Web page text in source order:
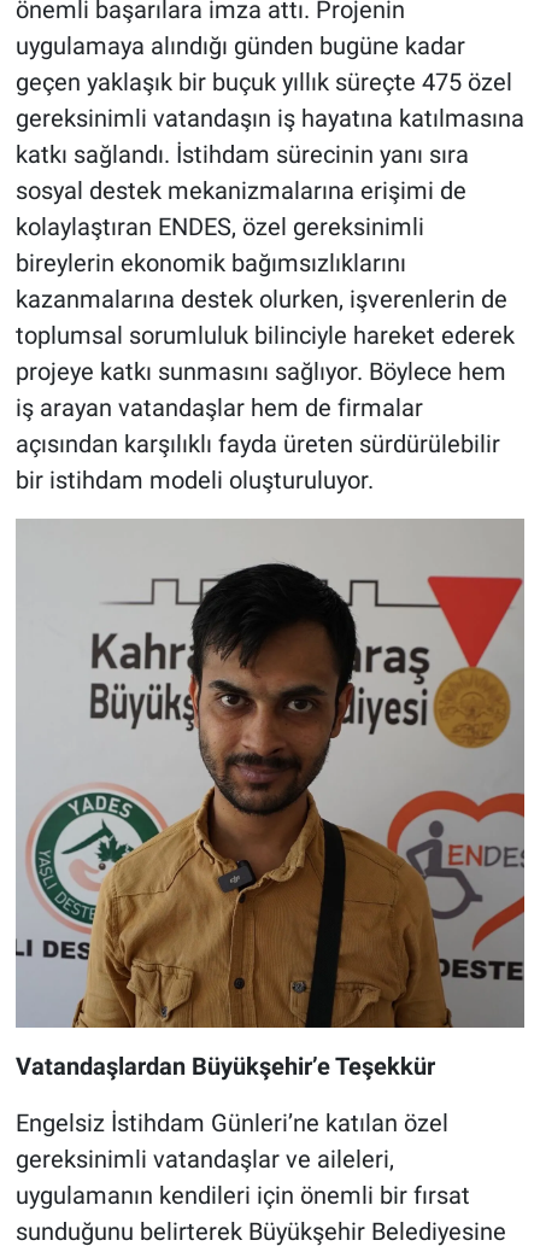
önemli başarılara imza attı. Projenin
uygulamaya alındığı günden bugüne kadar
geçen yaklaşık bir buçuk yıllık süreçte 475 özel
gereksinimli vatandaşın iş hayatına katılmasına
katkı sağlandı. İstihdam sürecinin yanı sıra
sosyal destek mekanizmalarına erişimi de
kolaylaştıran ENDES, özel gereksinimli
bireylerin ekonomik bağımsızlıklarını
kazanmalarına destek olurken, işverenlerin de
toplumsal sorumluluk bilinciyle hareket ederek
projeye katkı sunmasını sağlıyor. Böylece hem
iş arayan vatandaşlar hem de firmalar
açısından karşılıklı fayda üreten sürdürülebilir
bir istihdam modeli oluşturuluyor.
Vatandaşlardan Büyükşehir’e Teşekkür
Engelsiz İstihdam Günleri’ne katılan özel
gereksinimli vatandaşlar ve aileleri,
uygulamanın kendileri için önemli bir fırsat
sunduğunu belirterek Büyükşehir Belediyesine